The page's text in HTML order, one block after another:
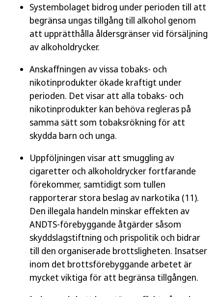
Systembolaget bidrog under perioden till att
begränsa ungas tillgång till alkohol genom
att upprätthålla åldersgränser vid försäljning
av alkoholdrycker.
Anskaffningen av vissa tobaks- och
nikotinprodukter ökade kraftigt under
perioden. Det visar att alla tobaks- och
nikotinprodukter kan behöva regleras på
samma sätt som tobaksrökning för att
skydda barn och unga.
Uppföljningen visar att smuggling av
cigaretter och alkoholdrycker fortfarande
förekommer, samtidigt som tullen
rapporterar stora beslag av narkotika (11).
Den illegala handeln minskar effekten av
ANDTS-förebyggande åtgärder såsom
skyddslagstiftning och prispolitik och bidrar
till den organiserade brottsligheten. Insatser
inom det brottsförebyggande arbetet är
mycket viktiga för att begränsa tillgången.